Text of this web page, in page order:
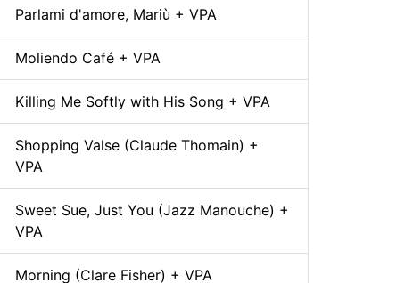
Parlami d'amore, Mariù + VPA
Moliendo Café + VPA
Killing Me Softly with His Song + VPA
Shopping Valse (Claude Thomain) +
VPA
Sweet Sue, Just You (Jazz Manouche) +
VPA
Morning (Clare Fisher) + VPA